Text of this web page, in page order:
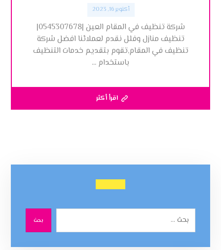
أكتوبر 16, 2023
شركة تنظيف في المقام العين |0545307678|
تنظيف منازل وفلل نقدم لعملائنا افضل شركة
تنظيف في المقام,تقوم بتقديم خدمات التنظيف
باستخدام ...
اقرأ أكثر
بحث